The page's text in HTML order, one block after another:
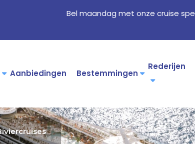
Bel maandag met onze cruise
Aanbiedingen Bestemmingen
Rederijen